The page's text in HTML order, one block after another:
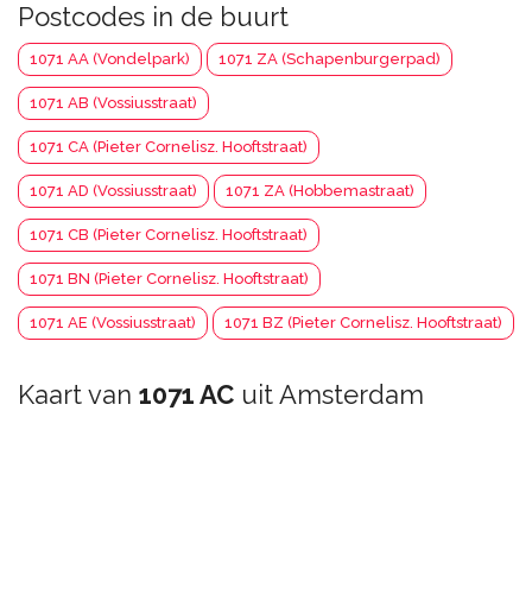
Postcodes in de buurt
1071 AA (Vondelpark) 1071 ZA (Schapenburgerpad)
1071 AB (Vossiusstraat)
1071 CA (Pieter Cornelisz. Hooftstraat)
1071 AD (Vossiusstraat) 1071 ZA (Hobbemastraat)
1071 CB (Pieter Cornelisz. Hooftstraat)
1071 BN (Pieter Cornelisz. Hooftstraat)
1071 AE (Vossiusstraat) 1071 BZ (Pieter Cornelisz. Hooftstraat)
Kaart van 1071 AC uit Amsterdam